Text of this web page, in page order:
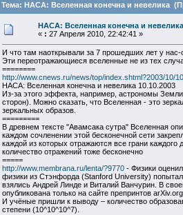
Тема: НАСА: Вселенная конечна и невелика
НАСА: Вселенная конечна и невелика
« : 27 Апреля 2010, 22:42:41 »
И что там наоткрывали за 7 прошедших лет у
Эти переотражающиеся вселенные не из тех
========
http://www.cnews.ru/news/top/index.shtml?2003/10/
НАСА: Вселенная конечна и невелика 10.10.2003
Из-за этого эффекта, например, астрономы
сторон). Можно сказать, что Вселенная - это
зеркальных образов.
=========
В древнем тексте "Авамсака сутра" Вселенная
каждом сочленении этой бесконечной сети
каждой из которых отражаются все грани
количество отражений тоже бесконечно
=====
http://www.membrana.ru/lenta/?9770- Физики
физики из Стэнфорда (Stanford University)
взялись Андрей Линде и Виталий Ванчурин. В
опубликована только на сайте препринтов
И учёные пришли к выводу – количество
степени (10^10^10^7).